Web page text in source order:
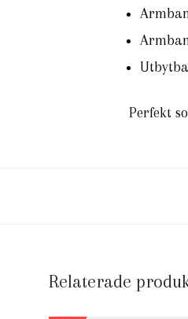
Perfekt
Relaterade